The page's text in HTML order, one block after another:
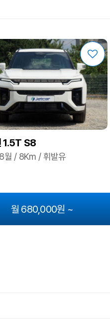
1.5T S8
월 / 8Km / 휘발유
월 680,000원 ~